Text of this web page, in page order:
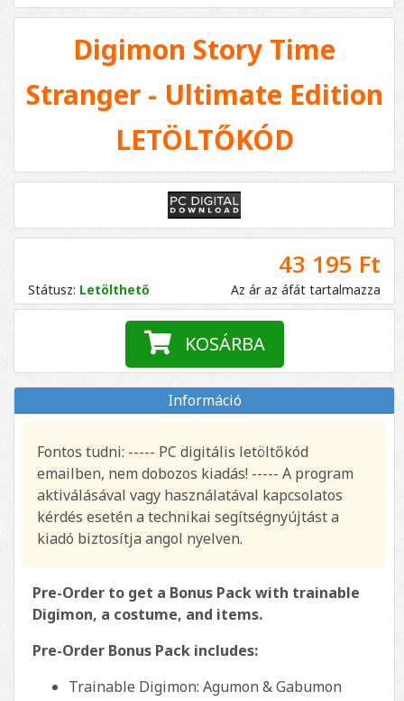
Digimon Story Time
Stranger - Ultimate Edition
LETÖLTŐKÓD
Státusz: Letölthető
43 195 Ft
Az ár az áfát tartalmazza
KOSÁRBA
Információ
Fontos tudni: ----- PC digitális letöltőkód
emailben, nem dobozos kiadás! ----- A program
aktiválásával vagy használatával kapcsolatos
kérdés esetén a technikai segítségnyújtást a
kiadó biztosítja angol nyelven.
Pre-Order to get a Bonus Pack with trainable
Digimon, a costume, and items.
Pre-Order Bonus Pack includes:
Trainable Digimon: Agumon & Gabumon